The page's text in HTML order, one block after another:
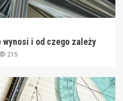
i od czego zależy
215